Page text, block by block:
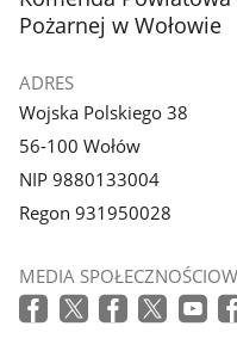
galerii.
Pożarnej w Wołowie
ADRES
Wojska Polskiego 38
56-100 Wołów
NIP 9880133004
Regon 931950028
MEDIA